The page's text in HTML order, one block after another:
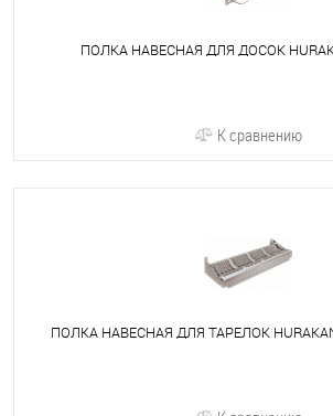
ПОЛКА НАВЕСНАЯ ДЛЯ ДОСОК
К сравнению
ПОЛКА НАВЕСНАЯ ДЛЯ ТАРЕЛОК